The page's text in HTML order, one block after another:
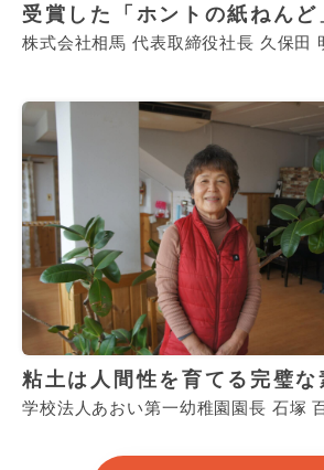
受賞した「ホントの紙ねんど
株式会社相馬 代表取締役社長 久保田
粘土は人間性を育てる完璧な
学校法人あおい第一幼稚園園長 石塚